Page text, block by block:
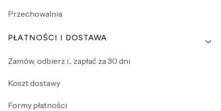
Przechowalnia
PŁATNOŚCI I DOSTAWA
Zamów, odbierz i... zapłać za 30 dni
Koszt dostawy
Formy płatności